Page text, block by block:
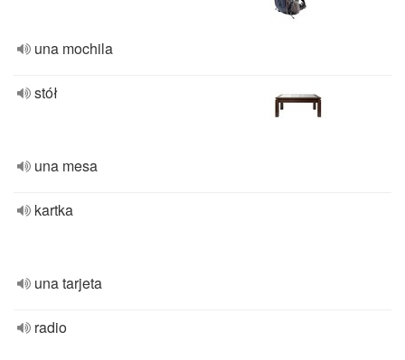
una mochila
stół
una mesa
kartka
una tarjeta
radio